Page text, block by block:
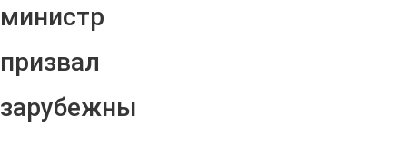
министр
призвал
зарубежны